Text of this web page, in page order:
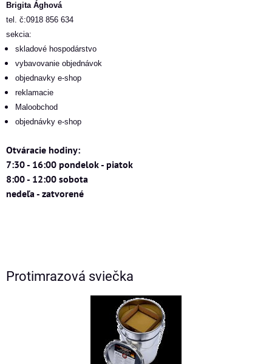
Brigita Ághová
tel. č:0918 856 634
sekcia:
skladové hospodárstvo
vybavovanie objednávok
objednavky e-shop
reklamacie
Maloobchod
objednávky e-shop
Otváracie hodiny:
7:30 - 16:00 pondelok - piatok
8:00 - 12:00 sobota
nedeľa - zatvorené
Protimrazová sviečka